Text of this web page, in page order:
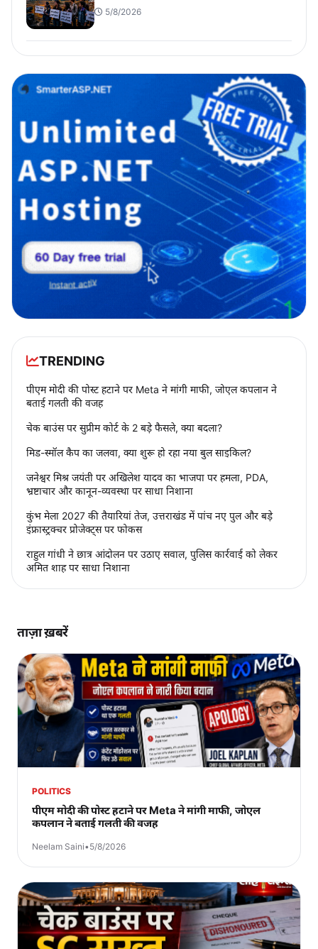
5/8/2026
TRENDING
पीएम मोदी की पोस्ट हटाने पर Meta ने मांगी माफी, जोएल कपलान ने
बताई गलती की वजह
चेक बाउंस पर सुप्रीम कोर्ट के 2 बड़े फैसले, क्या बदला?
मिड-स्मॉल कैप का जलवा, क्या शुरू हो रहा नया बुल साइकिल?
जनेश्वर मिश्र जयंती पर अखिलेश यादव का भाजपा पर हमला, PDA,
भ्रष्टाचार और कानून-व्यवस्था पर साधा निशाना
कुंभ मेला 2027 की तैयारियां तेज, उत्तराखंड में पांच नए पुल और बड़े
इंफ्रास्ट्रक्चर प्रोजेक्ट्स पर फोकस
राहुल गांधी ने छात्र आंदोलन पर उठाए सवाल, पुलिस कार्रवाई को लेकर
अमित शाह पर साधा निशाना
ताज़ा ख़बरें
POLITICS
पीएम मोदी की पोस्ट हटाने पर Meta ने मांगी माफी, जोएल
कपलान ने बताई गलती की वजह
Neelam Saini•5/8/2026